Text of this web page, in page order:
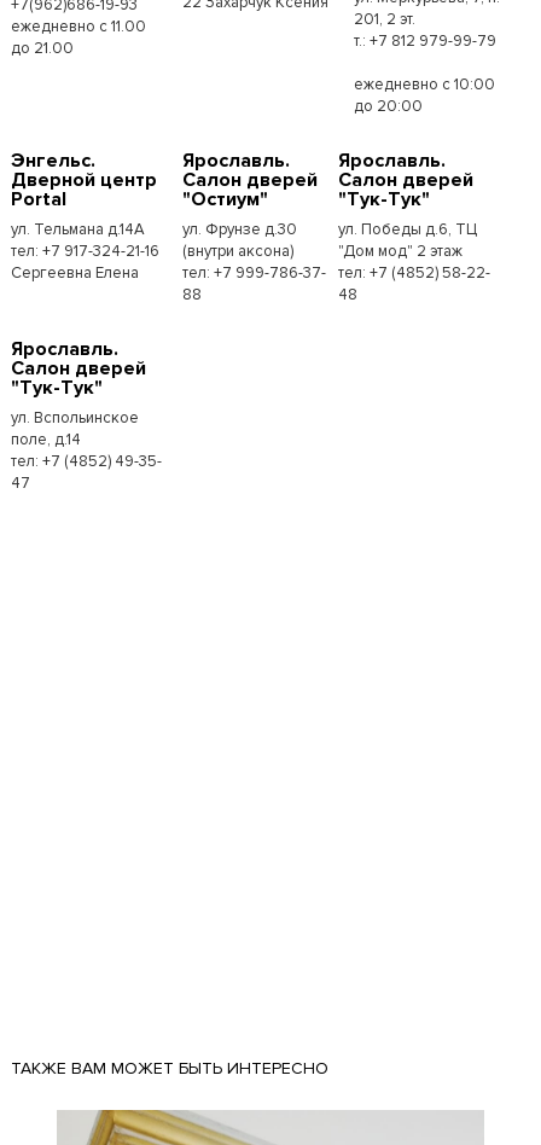
+7(962)686-19-93
ежедневно с 11.00
до 21.00
201, 2 эт.
т.: +7 812 979-99-79
ежедневно с 10:00
до 20:00
Энгельс.
Дверной центр
Portal
ул. Тельмана д.14А
тел: +7 917-324-21-16
Сергеевна Елена
Ярославль.
Салон дверей
"Остиум"
ул. Фрунзе д.30
(внутри аксона)
тел: +7 999-786-37-
88
Ярославль.
Салон дверей
"Тук-Тук"
ул. Победы д.6, ТЦ
"Дом мод" 2 этаж
тел: +7 (4852) 58-22-
48
Ярославль.
Салон дверей
"Тук-Тук"
ул. Вспольинское
поле, д.14
тел: +7 (4852) 49-35-
47
ТАКЖЕ ВАМ МОЖЕТ БЫТЬ ИНТЕРЕСНО